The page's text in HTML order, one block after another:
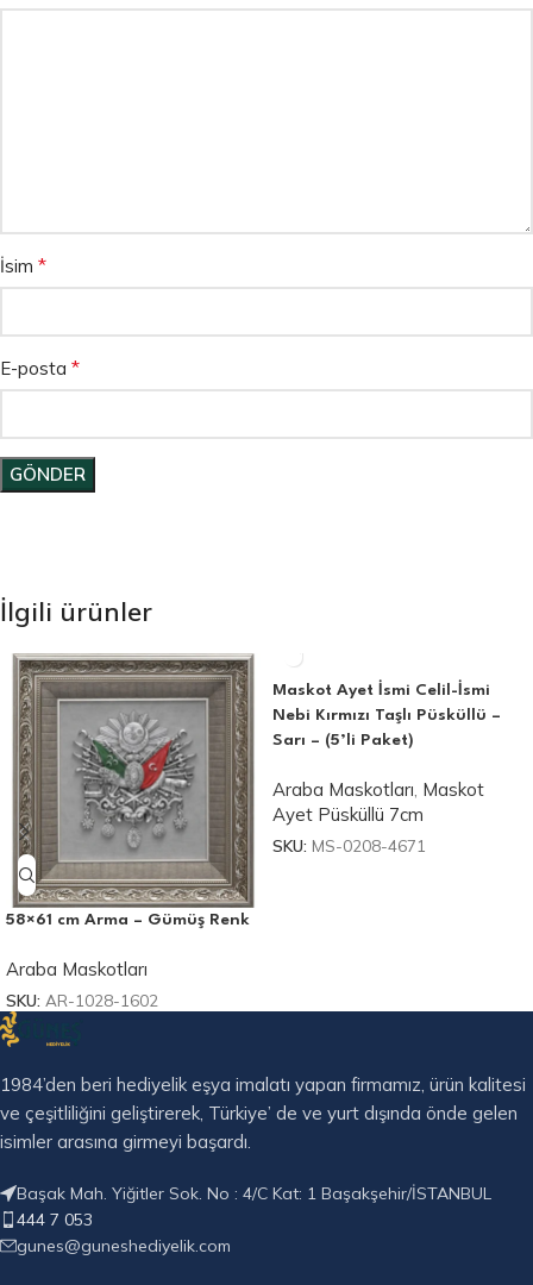
İsim *
E-posta *
İlgili ürünler
58×61 cm Arma – Gümüş Renk
Araba Maskotları
SKU: AR-1028-1602
Maskot Ayet İsmi Celil-İsmi
Nebi Kırmızı Taşlı Püsküllü –
Sarı – (5’li Paket)
Araba Maskotları, Maskot
Ayet Püsküllü 7cm
SKU: MS-0208-4671
1984’den beri hediyelik eşya imalatı yapan firmamız, ürün kalitesi
ve çeşitliliğini geliştirerek, Türkiye’ de ve yurt dışında önde gelen
isimler arasına girmeyi başardı.
Başak Mah. Yiğitler Sok. No : 4/C Kat: 1 Başakşehir/İSTANBUL
444 7 053
gunes@guneshediyelik.com